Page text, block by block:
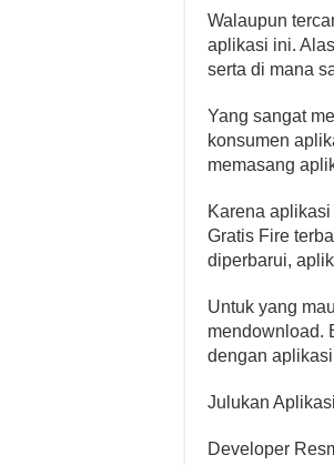
Walaupun
aplikasi ini.
serta di mana
Yang sangat
konsumen
memasang
Karena
Gratis Fire
diperbarui,
Untuk yang
mendownload.
dengan
Julukan
Developer